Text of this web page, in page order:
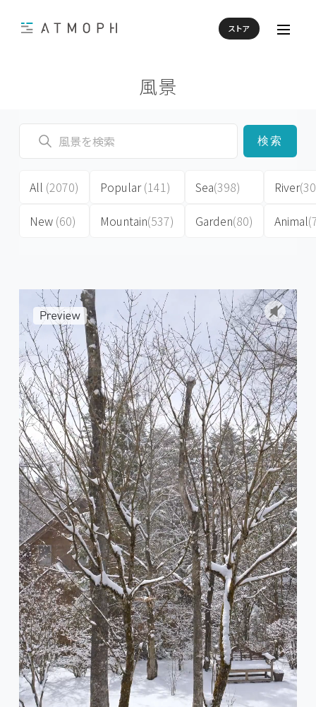
ストア
風景
検索
All (2070)
New (60)
Popular(141)
Mountain(537)
Sea(398)
Garden(80)
River
Animal